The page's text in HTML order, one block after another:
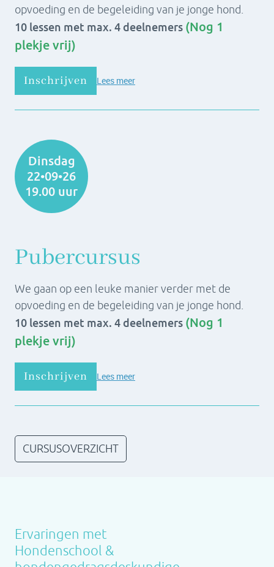
opvoeding en de begeleiding van je jonge hond.
10 lessen met max. 4 deelnemers (Nog 1
plekje vrij)
Inschrijven Lees meer
Dinsdag
22•09•26
19.00 uur
Pubercursus
We gaan op een leuke manier verder met de
opvoeding en de begeleiding van je jonge hond.
10 lessen met max. 4 deelnemers (Nog 1
plekje vrij)
Inschrijven Lees meer
CURSUSOVERZICHT
Ervaringen met
Hondenschool &